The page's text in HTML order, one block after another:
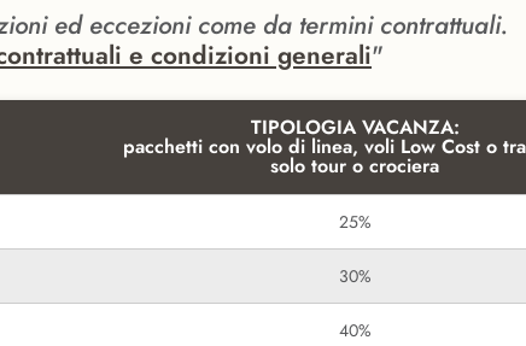
ed eccezioni come da termini contrattuali.
e condizioni generali"
TIPOLOGIA VACANZA:
pacchetti con volo di linea, voli Low Cost o
solo tour o crociera
25%
30%
40%